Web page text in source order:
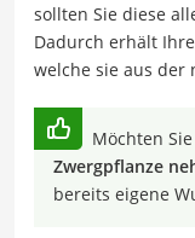
sollten Sie diese
Dadurch erhält
welche sie aus der
Möchten Sie
Zwergpflanze
bereits eigene